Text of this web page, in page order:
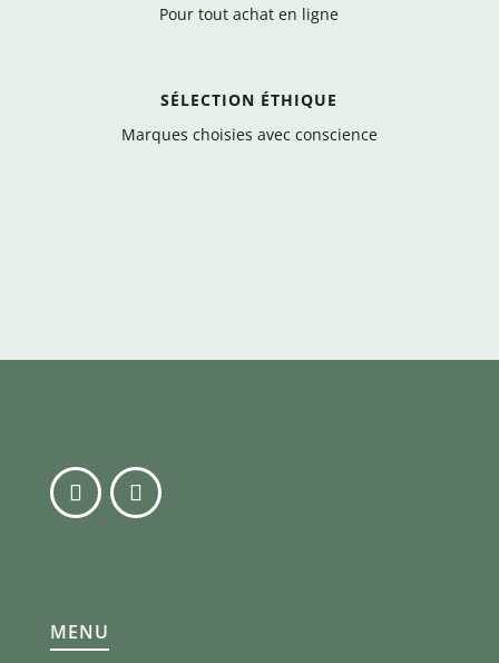
Pour tout achat en ligne
SÉLECTION ÉTHIQUE
Marques choisies avec conscience
MENU